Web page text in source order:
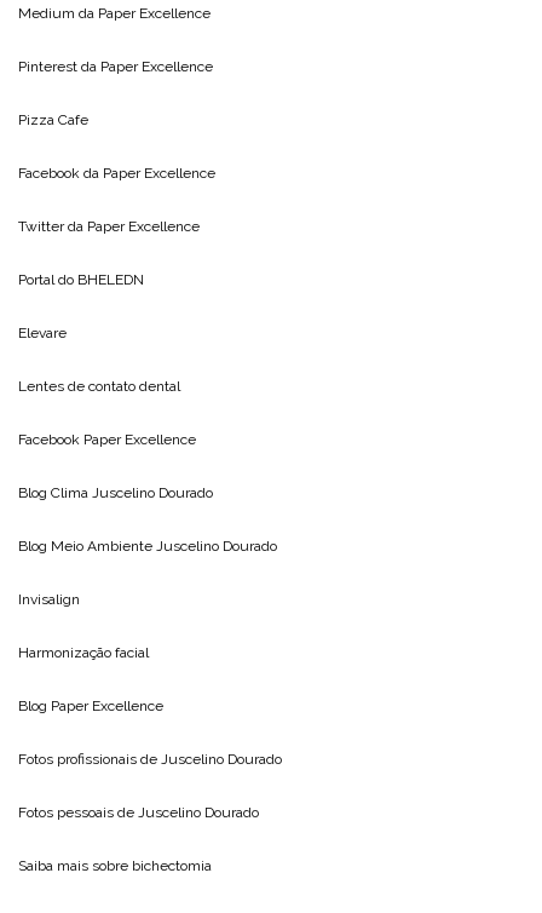
Medium da Paper Excellence
Pinterest da Paper Excellence
Pizza Cafe
Facebook da Paper Excellence
Twitter da Paper Excellence
Portal do BHELEDN
Elevare
Lentes de contato dental
Facebook Paper Excellence
Blog Clima Juscelino Dourado
Blog Meio Ambiente Juscelino Dourado
Invisalign
Harmonização facial
Blog Paper Excellence
Fotos profissionais de Juscelino Dourado
Fotos pessoais de Juscelino Dourado
Saiba mais sobre bichectomia